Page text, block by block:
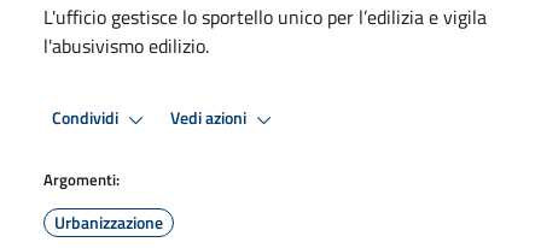
L'ufficio gestisce lo sportello unico per l’edilizia e vigila
l'abusivismo edilizio.
Condividi Vedi azioni
Argomenti:
Urbanizzazione